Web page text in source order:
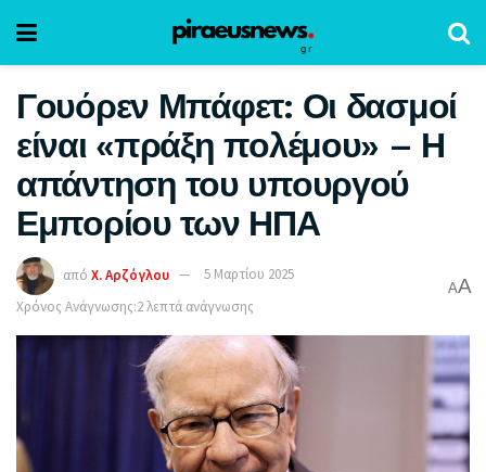
Γουόρεν Μπάφετ: Οι δασμοί
είναι «πράξη πολέμου» – Η
απάντηση του υπουργού
Εμπορίου των ΗΠΑ
από Χ. Αρζόγλου
5 Μαρτίου 2025
Χρόνος Ανάγνωσης:2 λεπτά ανάγνωσης
AA